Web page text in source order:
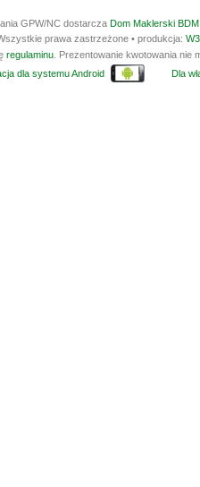
GPW/NC dostarcza Dom Maklerski
prawa zastrzeżone • produkcja:
regulaminu . Prezentowanie kwotowania
dla systemu Android Dla